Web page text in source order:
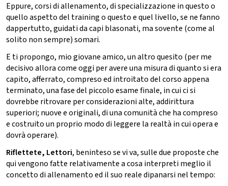
Eppure, corsi di allenamento, di specializzazione in questo o
quello aspetto del training o questo e quel livello, se ne fanno
dappertutto, guidati da capi blasonati, ma sovente (come al
solito non sempre) somari.
E ti propongo, mio giovane amico, un altro quesito (per me
decisivo allora come oggi per avere una misura di quanto si era
capito, afferrato, compreso ed introitato del corso appena
terminato, una fase del piccolo esame finale, in cui ci si
dovrebbe ritrovare per considerazioni alte, addirittura
superiori; nuove e originali, di una comunità che ha compreso
e costruito un proprio modo di leggere la realtà in cui opera e
dovrà operare).
Riflettete, Lettori, beninteso se vi va, sulle due proposte che
qui vengono fatte relativamente a cosa interpreti meglio il
concetto di allenamento ed il suo reale dipanarsi nel tempo: